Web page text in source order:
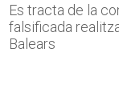
Es tracta de la
falsificada
Balears